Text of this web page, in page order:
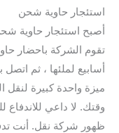
استئجار حاوية شحن
أصبح استئجار حاوية
تقوم الشركة باحضار
أسابيع لملئها ، ثم
ميزة واحدة كبيرة لنقل
وقتك. لا داعي
ظهور شركة نقل. أنت